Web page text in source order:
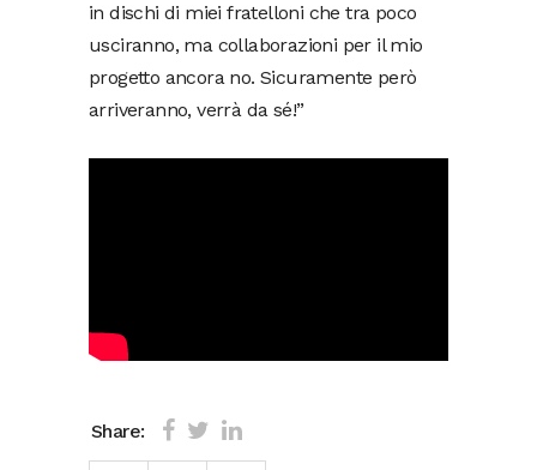
in dischi di miei fratelloni che tra poco
usciranno, ma collaborazioni per il mio
progetto ancora no. Sicuramente però
arriveranno, verrà da sé!”
Share: